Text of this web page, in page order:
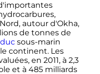
autour d'Okha,
de tonnes de
sous-marin
continent. Les
en 2011, à 2,3
et à 485 milliards